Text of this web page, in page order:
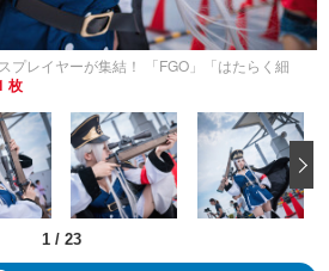
プレイヤーが集結！ 「FGO」「はたらく細
枚
1/ 23